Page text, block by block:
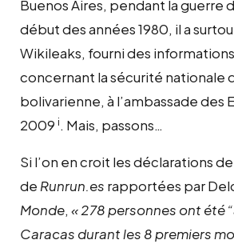
Buenos Aires, pendant la guerre
début des années 1980, il a
Wikileaks, fourni des
concernant la sécurité nationale
bolivarienne, à l’ambassade des
2009 i. Mais, passons…
Si l’on en croit les déclarations
de Runrun.es rapportées par
Monde, « 278 personnes ont été
Caracas durant les 8 premiers